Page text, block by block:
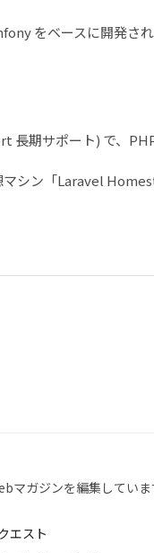
をベースに開発さ
期サポート) で、
シン「Laravel
マガジンを編集していま
エスト